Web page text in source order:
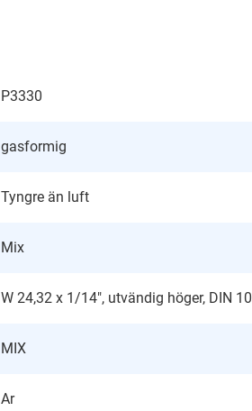
P3330
gasformig
Tyngre än luft
Mix
W 24,32 x 1/14", utvändig höger, DIN 10
MIX
Ar